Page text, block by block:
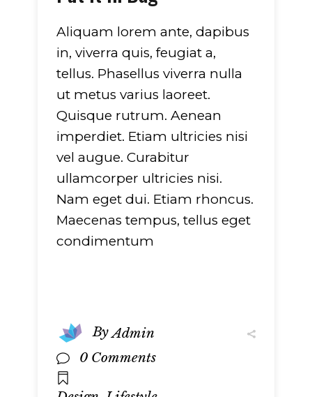
Aliquam lorem ante, dapibus
in, viverra quis, feugiat a,
tellus. Phasellus viverra nulla
ut metus varius laoreet.
Quisque rutrum. Aenean
imperdiet. Etiam ultricies nisi
vel augue. Curabitur
ullamcorper ultricies nisi.
Nam eget dui. Etiam rhoncus.
Maecenas tempus, tellus eget
condimentum
By Admin
0 Comments